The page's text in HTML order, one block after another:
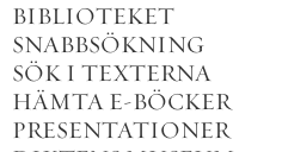
BIBLIOTEKET
SNABBSÖKNING
SÖK I TEXTERNA
HÄMTA E-BÖCKER
PRESENTATIONER